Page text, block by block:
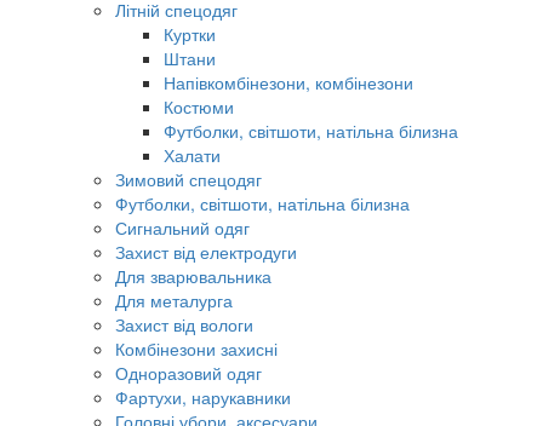
Літній спецодяг
Куртки
Штани
Напівкомбінезони, комбінезони
Костюми
Футболки, світшоти, натільна білизна
Халати
Зимовий спецодяг
Футболки, світшоти, натільна білизна
Сигнальний одяг
Захист від електродуги
Для зварювальника
Для металурга
Захист від вологи
Комбінезони захисні
Одноразовий одяг
Фартухи, нарукавники